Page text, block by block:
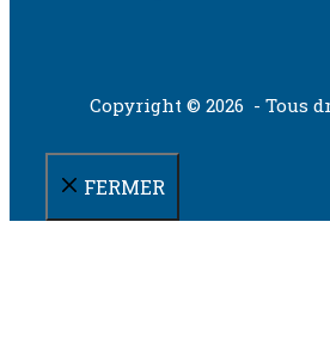
Copyright © 2026 - Tous
FERMER